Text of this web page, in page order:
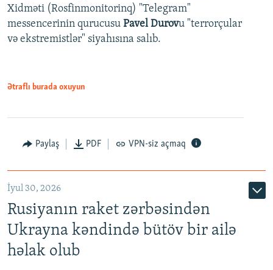
Xidməti (Rosfinmonitorinq) "Telegram"
messencerinin qurucusu Pavel Durovu "terrorçular
və ekstremistlər" siyahısına salıb.
Ətraflı burada oxuyun
Paylaş PDF VPN-siz açmaq
İyul 30, 2026
Rusiyanın raket zərbəsindən
Ukrayna kəndində bütöv bir ailə
həlak olub